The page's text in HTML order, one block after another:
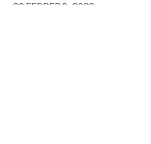
23 FEBRERO, 2022